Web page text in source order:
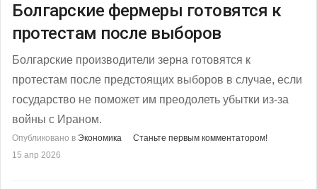
Болгарские фермеры готовятся к
протестам после выборов
Болгарские производители зерна готовятся к
протестам после предстоящих выборов в случае, если
государство не поможет им преодолеть убытки из-за
войны с Ираном.
Опубликовано в Экономика
Станьте первым комментатором!
15 апр 2026